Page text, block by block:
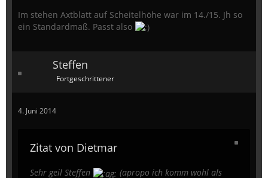
Im stehen Axtblatt auf Scheitelhöhe war im 14./15. Jh so
ein Standardmaß. Passt also
Steffen
Fortgeschrittener
4. Juni 2014
Zitat von Dietmar
Sehr geil Steffen
(apropo ich komm wohl als